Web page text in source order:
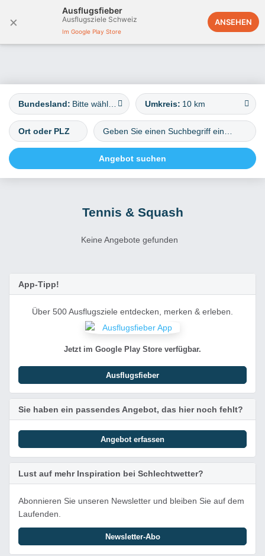
×
Ausflugsfieber
Ausflugsziele Schweiz
Im Google Play Store
ANSEHEN
Österreich
Bundesland: Umkreis: 10 km
Tennis & Squash
Keine Angebote gefunden
App-Tipp!
Über 500 Ausflugsziele entdecken, merken & erleben.
Jetzt im Google Play Store verfügbar.
Ausflugsfieber
Sie haben ein passendes Angebot, das hier noch fehlt?
Angebot erfassen
Lust auf mehr Inspiration bei Schlechtwetter?
Abonnieren Sie unseren Newsletter und bleiben Sie auf dem
Laufenden.
Newsletter-Abo